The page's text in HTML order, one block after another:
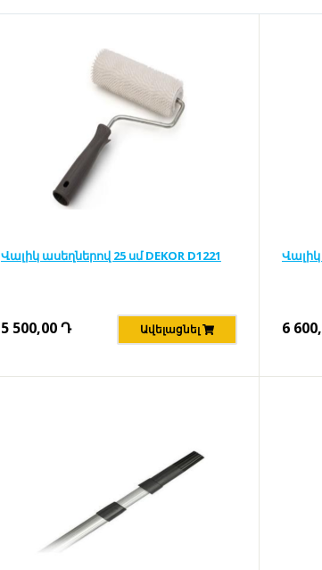
Վալիկ ասեղներով 25 սմ DEKOR D1221
5 500,00Դ Ավելացնել
Վալիկ
6